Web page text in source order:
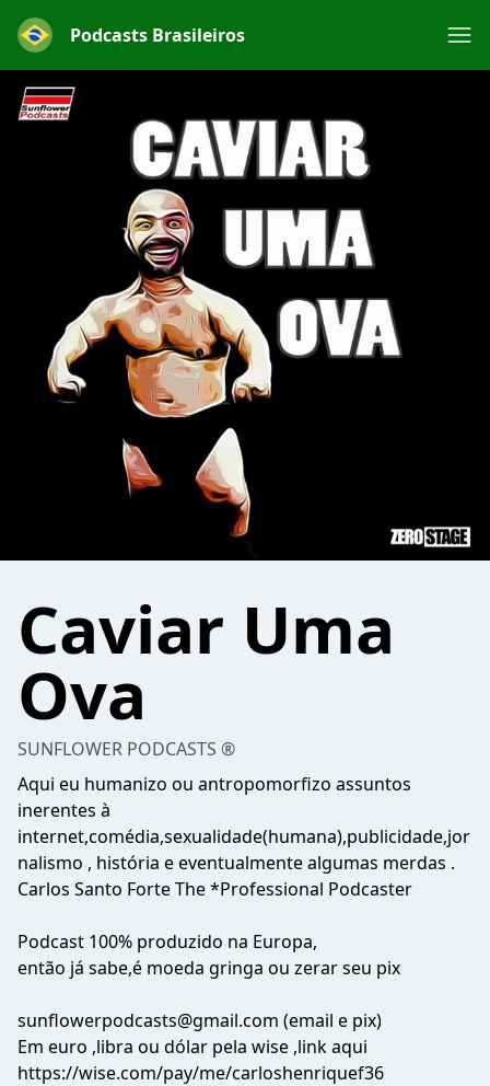
Podcasts Brasileiros
Caviar Uma
Ova
SUNFLOWER PODCASTS ®
Aqui eu humanizo ou antropomorfizo assuntos
inerentes à
internet,comédia,sexualidade(humana),publicidade,jor
nalismo , história e eventualmente algumas merdas .
Carlos Santo Forte The *Professional Podcaster
Podcast 100% produzido na Europa,
então já sabe,é moeda gringa ou zerar seu pix
sunflowerpodcasts@gmail.com (email e pix)
Em euro ,libra ou dólar pela wise ,link aqui
https://wise.com/pay/me/carloshenriquef36